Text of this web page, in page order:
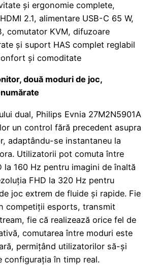
și ergonomie complete,
2.1, alimentare USB-C 65 W,
comutator KVM, difuzoare
și suport HAS complet reglabil
și comoditate
două moduri de joc,
dual, Philips Evnia 27M2N5901A
un control fără precedent asupra
adaptându-se instantaneu la
Utilizatorii pot comuta între
la 160 Hz pentru imagini de înaltă
FHD la 320 Hz pentru
joc extrem de fluide și rapide. Fie
competiții esports, transmit
fie că realizează orice fel de
comutarea între moduri este
permițând utilizatorilor să-și
configurația în timp real.